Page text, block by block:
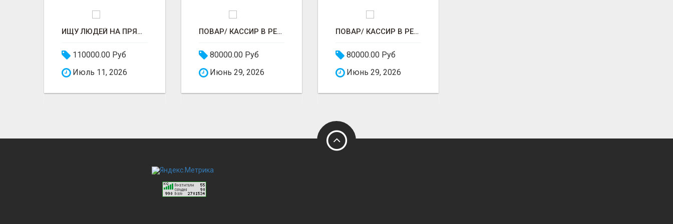
ИЩУ ЛЮДЕЙ НА ПРЯДИЛЬНОЕ ПРОИЗВОДСТВО В ЖИЛИНО-2 (ЛЮБЕРЦЫ), ФАБРИКА «ПЕХОРСКИЙ ТЕКСТИЛЬ»
110000.00 Руб
Июль 11, 2026
ПОВАР/ КАССИР В РЕСТОРАНЕ РОСТИКС (КФС)
80000.00 Руб
Июнь 29, 2026
ПОВАР/ КАССИР В РЕСТОРАНЕ РОСТИКС (КФС)
80000.00 Руб
Июнь 29, 2026